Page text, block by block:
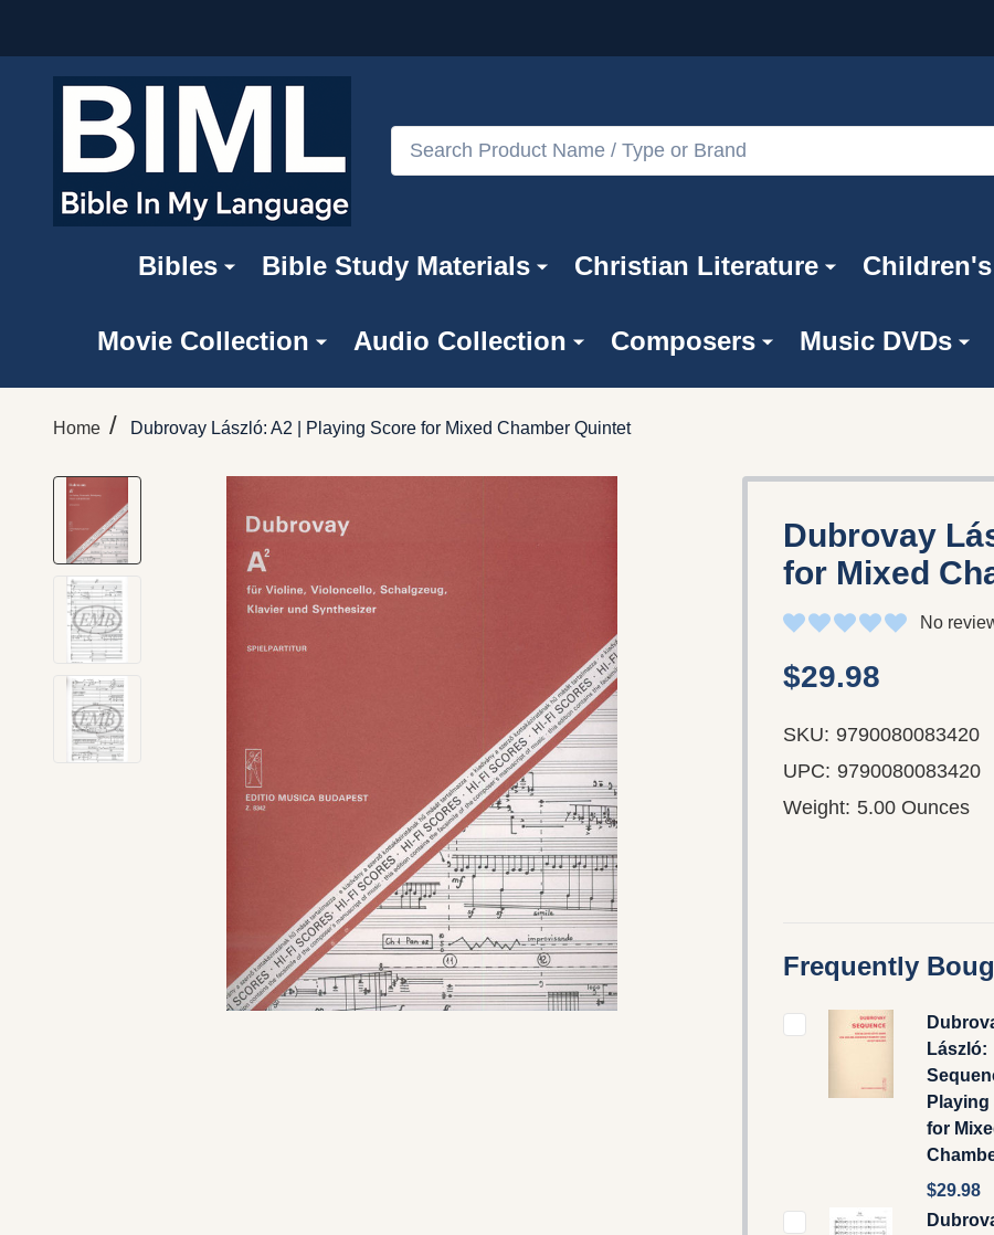
Search
Bibles Bible Study Materials Christian Literature
Movie Collection Audio Collection Composers Music DVDs
Home / Dubrovay László: A2 | Playing Score for Mixed Chamber Quintet
Dubrovay
for Mixed
No
$29.98
SKU: 9790080083420
UPC: 9790080083420
Weight: 5.00 Ounces
Frequently
László:
for
$29.98